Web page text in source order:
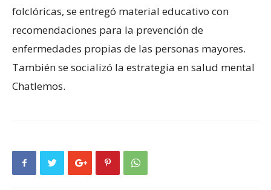
folclóricas, se entregó material educativo con
recomendaciones para la prevención de
enfermedades propias de las personas mayores.
También se socializó la estrategia en salud mental
Chatlemos.